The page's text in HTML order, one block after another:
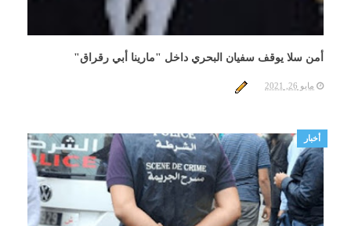
أمن سلا يوقف سفيان البحري داخل "مارينا أبي رقراق"
مايو 26, 2021
أخبار